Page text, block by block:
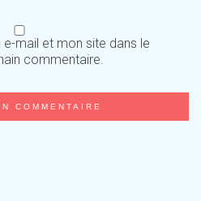
mail et mon site dans le
commentaire.